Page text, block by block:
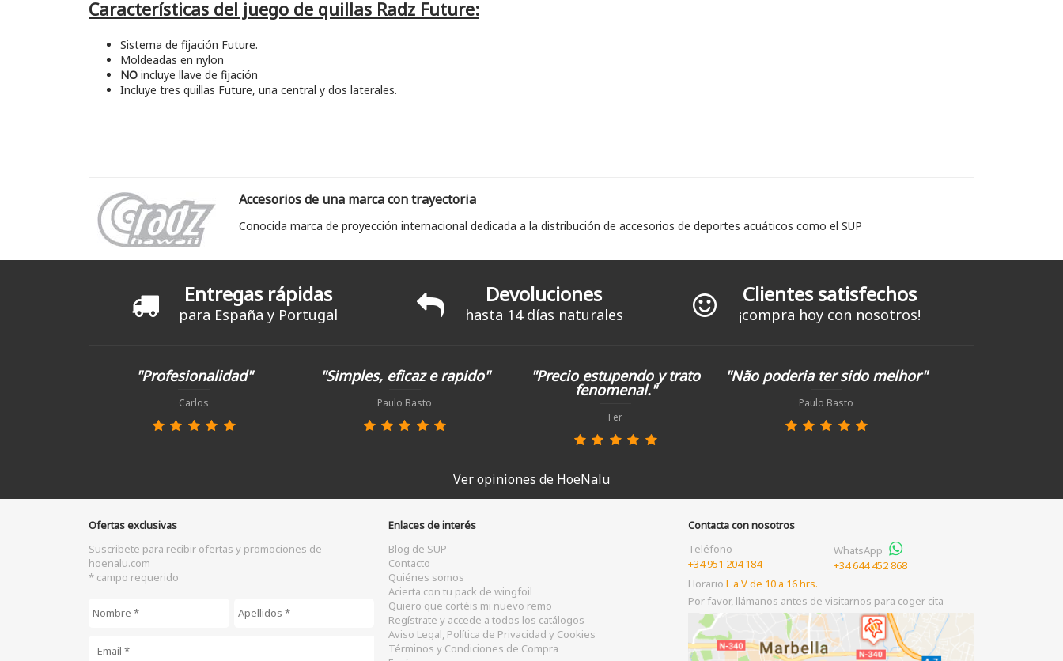
Características del juego de quillas Radz Future:
Sistema de fijación Future.
Moldeadas en nylon
NO incluye llave de fijación
Incluye tres quillas Future, una central y dos laterales.
Accesorios de una marca con trayectoria
Conocida marca de proyección internacional dedicada a la distribución de accesorios de deportes acuáticos como el SUP
Entregas rápidas
para España y Portugal
Devoluciones
hasta 14 días naturales
Clientes satisfechos
¡compra hoy con nosotros!
"Profesionalidad"
Carlos
"Simples, eficaz e rapido"
Paulo Basto
"Precio estupendo y trato
fenomenal."
Fer
"Não poderia ter sido melhor"
Paulo Basto
Ver opiniones de HoeNalu
Ofertas exclusivas
Suscribete para recibir ofertas y promociones de
hoenalu.com
* campo requerido
Nombre
Apellidos
Enlaces de interés
Blog de SUP
Contacto
Quiénes somos
Acierta con tu pack de wingfoil
Quiero que cortéis mi nuevo remo
Regístrate y accede a todos los catálogos
Aviso Legal, Política de Privacidad y Cookies
Términos y Condiciones de Compra
Contacta con nosotros
Teléfono
+34 951 204 184
WhatsApp
+34 644 452 868
HorarioL a V de 10 a 16 hrs.
Por favor, llámanos antes de visitarnos para coger cita